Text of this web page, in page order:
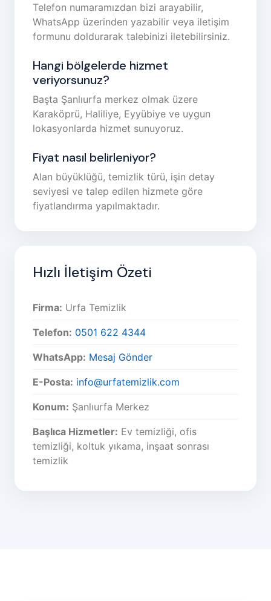
Telefon numaramızdan bizi arayabilir,
WhatsApp üzerinden yazabilir veya iletişim
formunu doldurarak talebinizi iletebilirsiniz.
Hangi bölgelerde hizmet
veriyorsunuz?
Başta Şanlıurfa merkez olmak üzere
Karaköprü, Haliliye, Eyyübiye ve uygun
lokasyonlarda hizmet sunuyoruz.
Fiyat nasıl belirleniyor?
Alan büyüklüğü, temizlik türü, işin detay
seviyesi ve talep edilen hizmete göre
fiyatlandırma yapılmaktadır.
Hızlı İletişim Özeti
Firma: Urfa Temizlik
Telefon: 0501 622 4344
WhatsApp: Mesaj Gönder
E-Posta: info@urfatemizlik.com
Konum: Şanlıurfa Merkez
Başlıca Hizmetler: Ev temizliği, ofis
temizliği, koltuk yıkama, inşaat sonrası
temizlik